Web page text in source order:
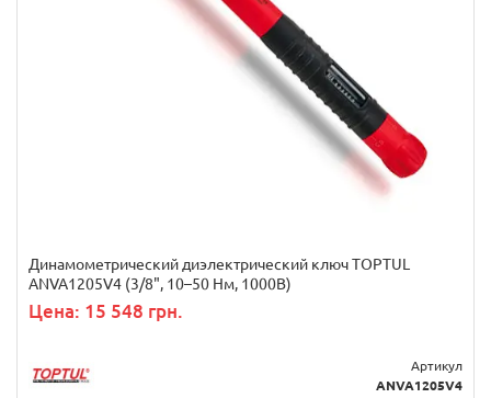
Динамометрический диэлектрический ключ TOPTUL
ANVA1205V4 (3/8", 10–50 Нм, 1000В)
Цена: 15 548 грн.
Артикул
ANVA1205V4